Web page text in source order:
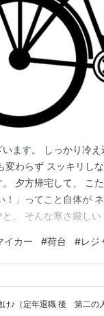
います。 しっかり冷
変わらず スッキリし
。 夕方帰宅して、 こ
！」ってこと自体が
。 そんな寒さ厳し
場にデスクが無く、
ハイエース。 …
イカー #荷台 #レジ
け♪（定年退職 後 第二の